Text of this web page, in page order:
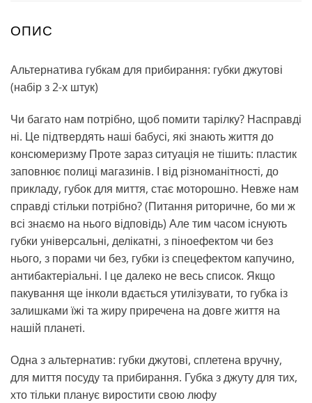
ОПИС
Альтернатива губкам для прибирання: губки джутові
(набір з 2-х штук)
Чи багато нам потрібно, щоб помити тарілку? Насправді
ні. Це підтвердять наші бабусі, які знають життя до
консюмеризму Проте зараз ситуація не тішить: пластик
заповнює полиці магазинів. І від різноманітності, до
прикладу, губок для миття, стає моторошно. Невже нам
справді стільки потрібно? (Питання риторичне, бо ми ж
всі знаємо на нього відповідь) Але тим часом існують
губки універсальні, делікатні, з піноефектом чи без
нього, з порами чи без, губки із спецефектом капучино,
антибактеріальні. І це далеко не весь список. Якщо
пакування ще інколи вдається утилізувати, то губка із
залишками їжі та жиру приречена на довге життя на
нашій планеті.
Одна з альтернатив: губки джутові, сплетена вручну,
для миття посуду та прибирання. Губка з джуту для тих,
хто тільки планує виростити свою люфу